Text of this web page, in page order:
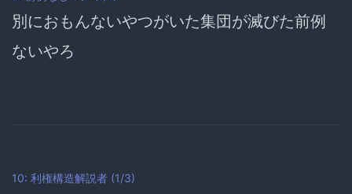
別におもんないやつがいた集団が滅びた前例
ないやろ
10: 利権構造解説者 (1/3)